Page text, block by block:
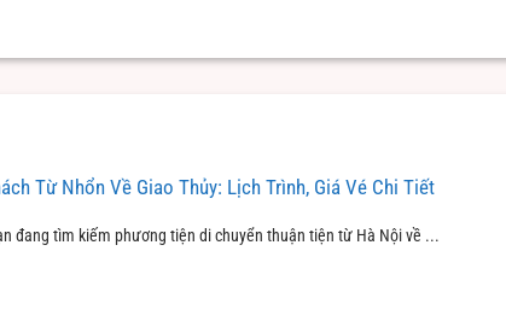
Từ Nhổn Về Giao Thủy: Lịch Trình, Giá Vé Chi Tiết
đang tìm kiếm phương tiện di chuyển thuận tiện từ Hà Nội về ...